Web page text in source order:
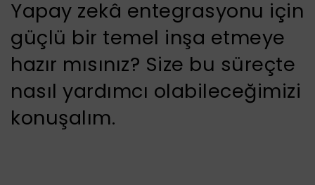
Yapay zekâ entegrasyonu için
güçlü bir temel inşa etmeye
hazır mısınız? Size bu süreçte
nasıl yardımcı olabileceğimizi
konuşalım.